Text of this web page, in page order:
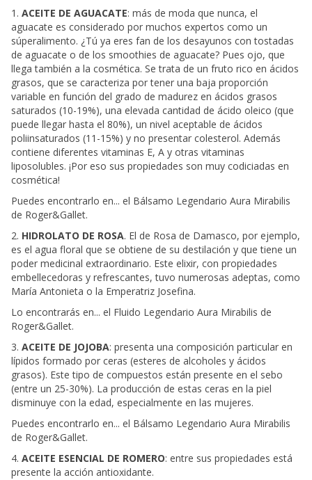
1. ACEITE DE AGUACATE: más de moda que nunca, el
aguacate es considerado por muchos expertos como un
súperalimento. ¿Tú ya eres fan de los desayunos con tostadas
de aguacate o de los smoothies de aguacate? Pues ojo, que
llega también a la cosmética. Se trata de un fruto rico en ácidos
grasos, que se caracteriza por tener una baja proporción
variable en función del grado de madurez en ácidos grasos
saturados (10-19%), una elevada cantidad de ácido oleico (que
puede llegar hasta el 80%), un nivel aceptable de ácidos
poliinsaturados (11-15%) y no presentar colesterol. Además
contiene diferentes vitaminas E, A y otras vitaminas
liposolubles. ¡Por eso sus propiedades son muy codiciadas en
cosmética!
Puedes encontrarlo en... el Bálsamo Legendario Aura Mirabilis
de Roger&Gallet.
2. HIDROLATO DE ROSA. El de Rosa de Damasco, por ejemplo,
es el agua floral que se obtiene de su destilación y que tiene un
poder medicinal extraordinario. Este elixir, con propiedades
embellecedoras y refrescantes, tuvo numerosas adeptas, como
María Antonieta o la Emperatriz Josefina.
Lo encontrarás en... el Fluido Legendario Aura Mirabilis de
Roger&Gallet.
3. ACEITE DE JOJOBA: presenta una composición particular en
lípidos formado por ceras (esteres de alcoholes y ácidos
grasos). Este tipo de compuestos están presente en el sebo
(entre un 25-30%). La producción de estas ceras en la piel
disminuye con la edad, especialmente en las mujeres.
Puedes encontrarlo en... el Bálsamo Legendario Aura Mirabilis
de Roger&Gallet.
4. ACEITE ESENCIAL DE ROMERO: entre sus propiedades está
presente la acción antioxidante.